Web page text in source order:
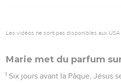
Les vidéos ne sont pas disponibles aux USA
Marie met du parfum
1 Six jours avant la Pâque, Jésus